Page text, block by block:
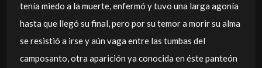
tenía miedo a la muerte, enfermó y tuvo una larga agonía
hasta que llegó su final, pero por su temor a morir su alma
se resistió a irse y aún vaga entre las tumbas del
camposanto, otra aparición ya conocida en éste panteón